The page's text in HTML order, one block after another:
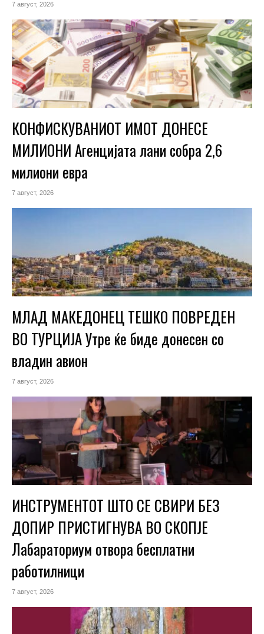
7 август, 2026
КОНФИСКУВАНИОТ ИМОТ ДОНЕСЕ
МИЛИОНИ Агенцијата лани собра 2,6
милиони евра
7 август, 2026
МЛАД МАКЕДОНЕЦ ТЕШКО ПОВРЕДЕН
ВО ТУРЦИЈА Утре ќе биде донесен со
владин авион
7 август, 2026
ИНСТРУМЕНТОТ ШТО СЕ СВИРИ БЕЗ
ДОПИР ПРИСТИГНУВА ВО СКОПЈЕ
Лабараториум отвора бесплатни
работилници
7 август, 2026